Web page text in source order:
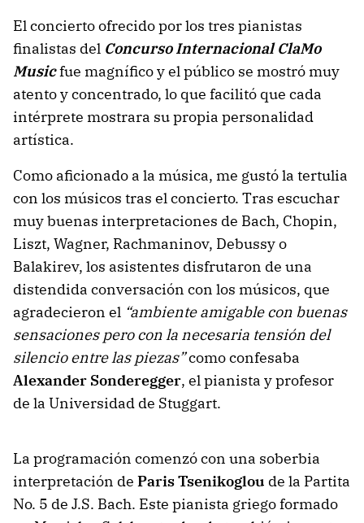
El concierto ofrecido por los tres pianistas
finalistas del Concurso Internacional ClaMo
Musicfue magnífico y el público se mostró muy
atento y concentrado, lo que facilitó que cada
intérprete mostrara su propia personalidad
artística.
Como aficionado a la música, me gustó la tertulia
con los músicos tras el concierto. Tras escuchar
muy buenas interpretaciones de Bach, Chopin,
Liszt, Wagner, Rachmaninov, Debussy o
Balakirev, los asistentes disfrutaron de una
distendida conversación con los músicos, que
agradecieron el “ambiente amigable con buenas
sensaciones pero con la necesaria tensión del
silencio entre las piezas”como confesaba
Alexander Sonderegger, el pianista y profesor
de la Universidad de Stuggart.
La programación comenzó con una soberbia
interpretación de Paris Tsenikoglou de la Partita
No. 5 de J.S. Bach. Este pianista griego formado